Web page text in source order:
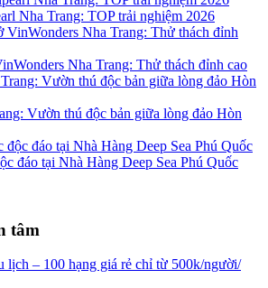
Nha Trang: TOP trải nghiệm 2026
Nha Trang: Thử thách đỉnh cao
Vườn thú độc bản giữa lòng đảo Hòn
đáo tại Nhà Hàng Deep Sea Phú Quốc
tâm